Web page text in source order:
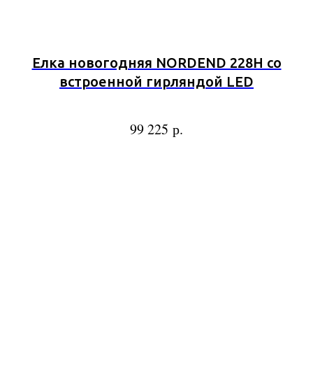
Елка новогодняя NORDEND 228Н со
встроенной гирляндой LED
99 225 р.